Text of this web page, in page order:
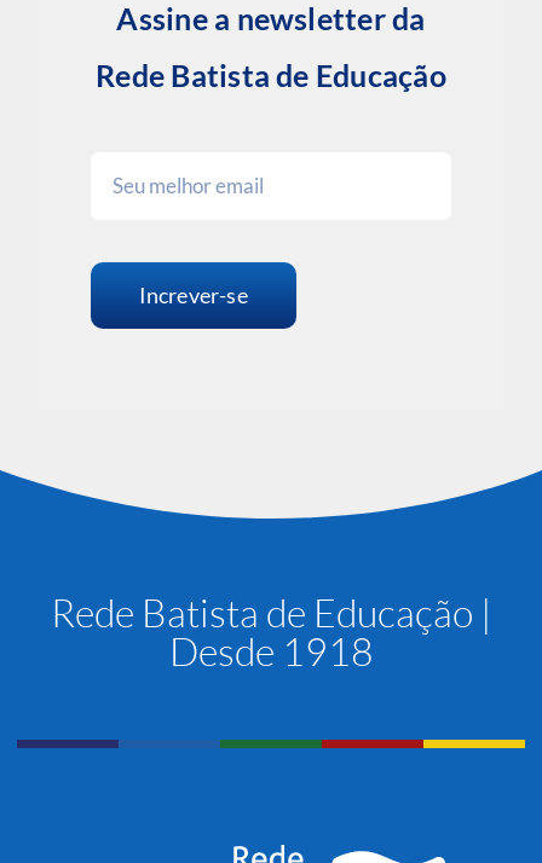
Assine a newsletter da
Rede Batista de Educação
Increver-se
Rede Batista de Educação |
Desde 1918